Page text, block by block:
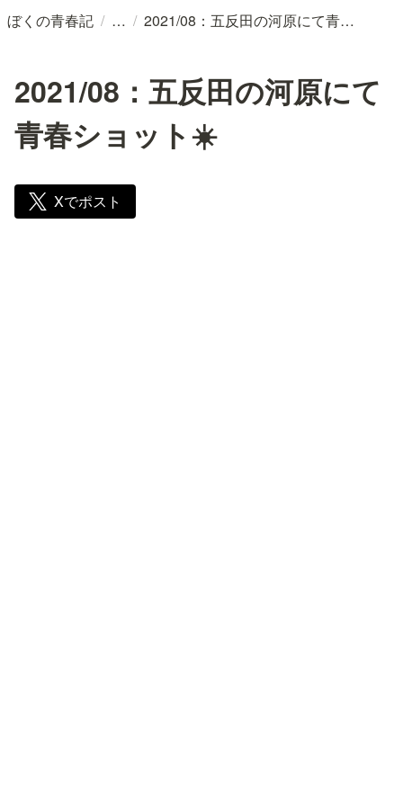
ぼくの青春記 / / 2021/08：五反田の河原にて青春ショット☀️
2021/08：五反田の河原にて
青春ショット☀️
Xでポスト